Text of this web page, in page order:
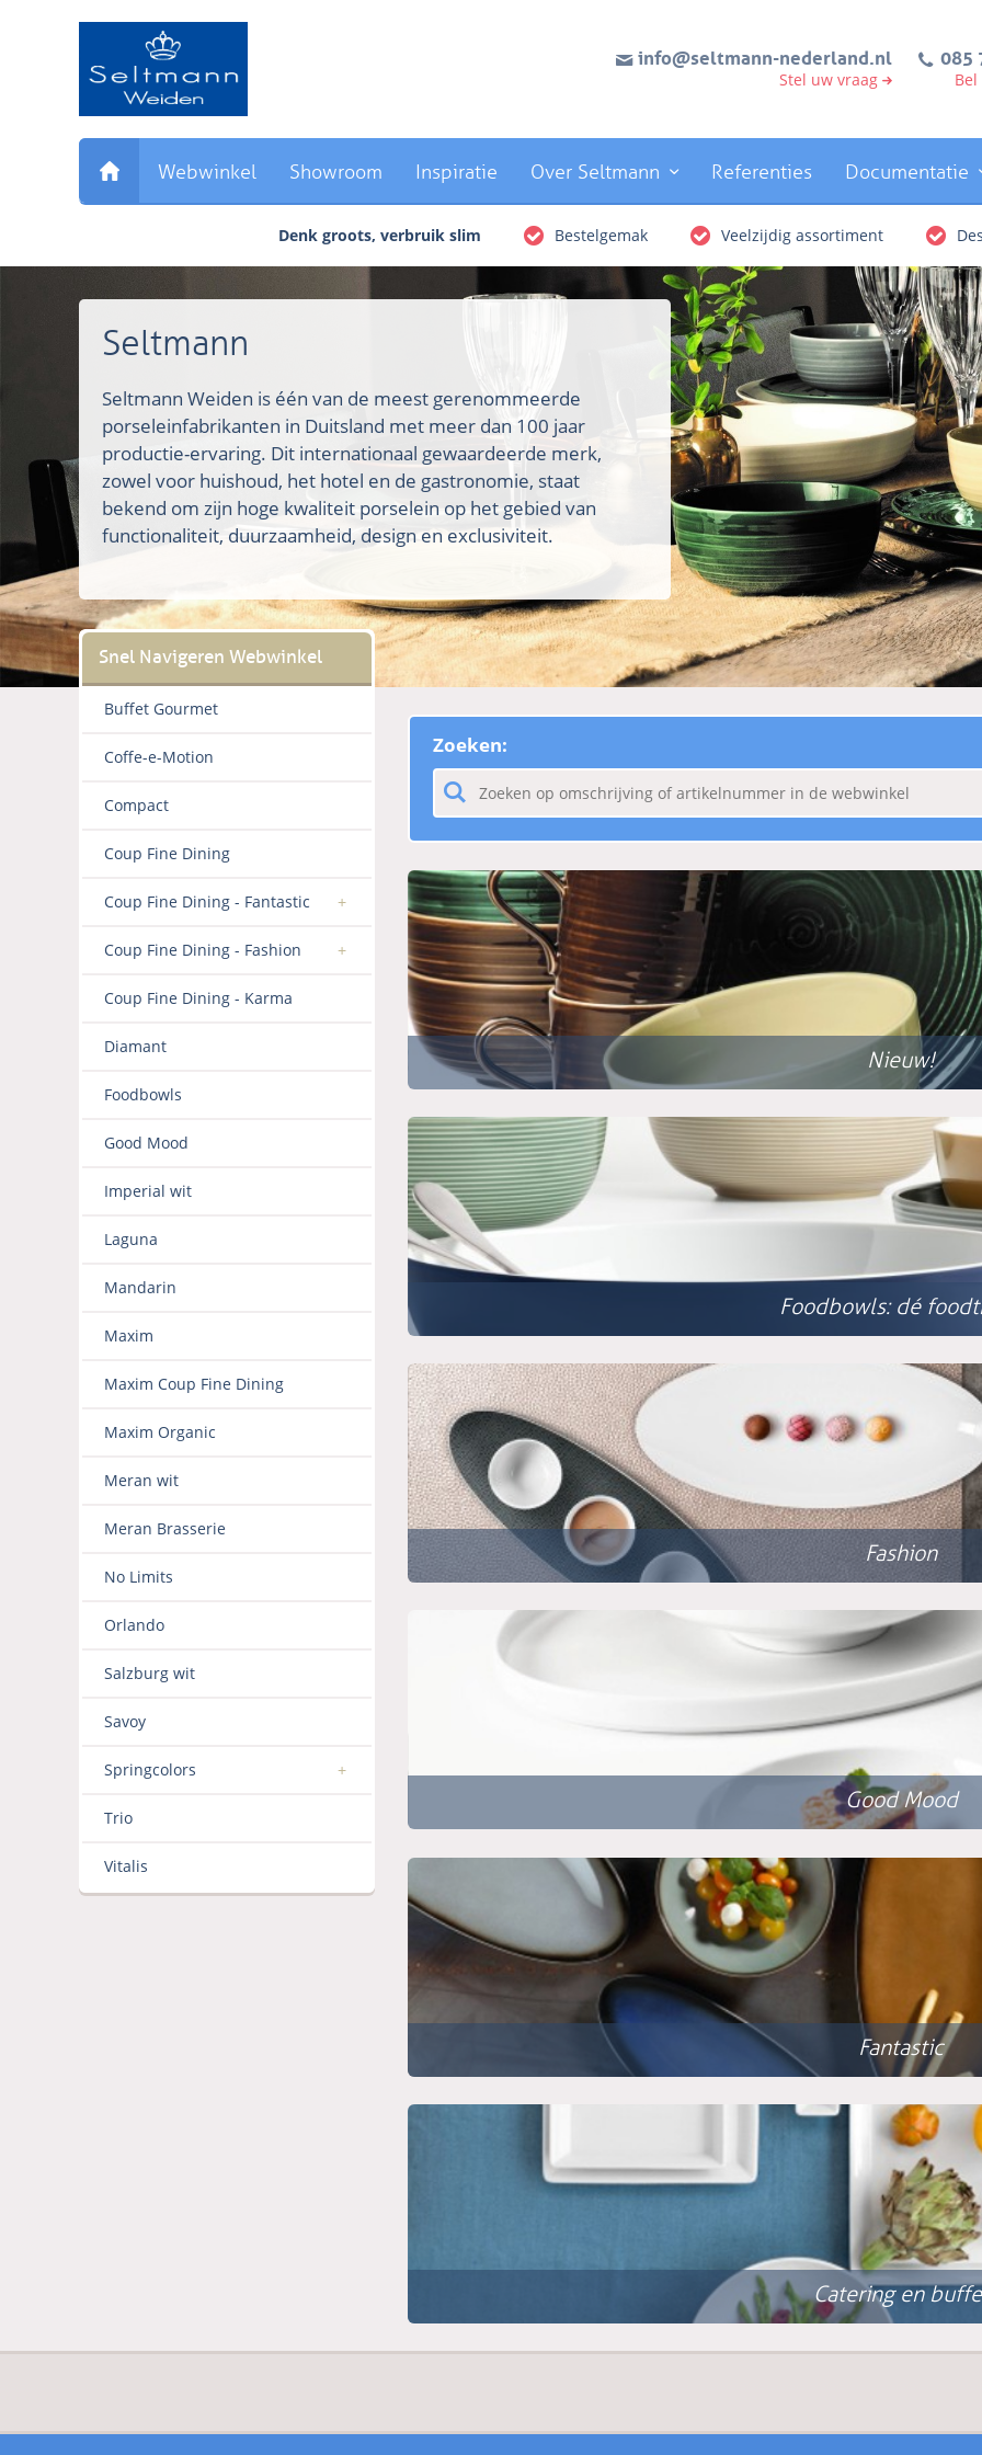
Direct
info@seltmann-nederland.nl
Stel uw vraag
085
Webwinkel Showroom Inspiratie Over Seltmann Referenties Documentatie
Denk groots, verbruik slim Bestelgemak Veelzijdig assortiment
Seltmann
Seltmann Weiden is één van de meest gerenommeerde
porseleinfabrikanten in Duitsland met meer dan 100 jaar
productie-ervaring. Dit internationaal gewaardeerde merk,
zowel voor huishoud, het hotel en de gastronomie, staat
bekend om zijn hoge kwaliteit porselein op het gebied van
functionaliteit, duurzaamheid, design en exclusiviteit.
Buffet Gourmet
Coffe-e-Motion
Compact
Coup Fine Dining
Coup Fine Dining - Fantastic
Coup Fine Dining - Fashion
Coup Fine Dining - Karma
Diamant
Foodbowls
Good Mood
Imperial wit
Laguna
Mandarin
Maxim
Maxim Coup Fine Dining
Maxim Organic
Meran wit
Meran Brasserie
No Limits
Orlando
Salzburg wit
Savoy
Springcolors
Trio
Vitalis
Zoeken:
Nieuw!
Foodbowls: dé
Fashion
Good Mood
Fantastic
Catering en